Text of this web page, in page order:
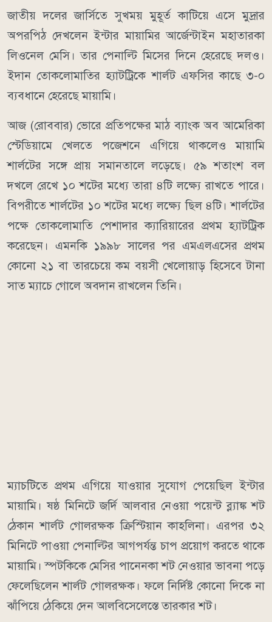
জাতীয় দলের জার্সিতে সুখময় মুহূর্ত কাটিয়ে এসে মুদ্রার
অপরপিঠ দেখলেন ইন্টার মায়ামির আর্জেন্টাইন মহাতারকা
লিওনেল মেসি। তার পেনাল্টি মিসের দিনে হেরেছে দলও।
ইদান তোকলোমাতির হ্যাটট্রিকে শার্লট এফসির কাছে ৩-০
ব্যবধানে হেরেছে মায়ামি।
আজ (রোববার) ভোরে প্রতিপক্ষের মাঠ ব্যাংক অব আমেরিকা
স্টেডিয়ামে খেলতে পজেশনে এগিয়ে থাকলেও মায়ামি
শার্লটের সঙ্গে প্রায় সমানতালে লড়েছে। ৫৯ শতাংশ বল
দখলে রেখে ১০ শটের মধ্যে তারা ৪টি লক্ষ্যে রাখতে পারে।
বিপরীতে শার্লটের ১০ শটের মধ্যে লক্ষ্যে ছিল ৪টি। শার্লটের
পক্ষে তোকলোমাতি পেশাদার ক্যারিয়ারের প্রথম হ্যাটট্রিক
করেছেন। এমনকি ১৯৯৮ সালের পর এমএলএসের প্রথম
কোনো ২১ বা তারচেয়ে কম বয়সী খেলোয়াড় হিসেবে টানা
সাত ম্যাচে গোলে অবদান রাখলেন তিনি।
ম্যাচটিতে প্রথম এগিয়ে যাওয়ার সুযোগ পেয়েছিল ইন্টার
মায়ামি। ষষ্ঠ মিনিটে জর্দি আলবার নেওয়া পয়েন্ট ব্ল্যাঙ্ক শট
ঠেকান শার্লট গোলরক্ষক ক্রিস্টিয়ান কাহলিনা। এরপর ৩২
মিনিটে পাওয়া পেনাল্টির আগপর্যন্ত চাপ প্রয়োগ করতে থাকে
মায়ামি। স্পটকিকে মেসির পানেনকা শট নেওয়ার ভাবনা পড়ে
ফেলেছিলেন শার্লট গোলরক্ষক। ফলে নির্দিষ্ট কোনো দিকে না
ঝাঁপিয়ে ঠেকিয়ে দেন আলবিসেলেস্তে তারকার শট।